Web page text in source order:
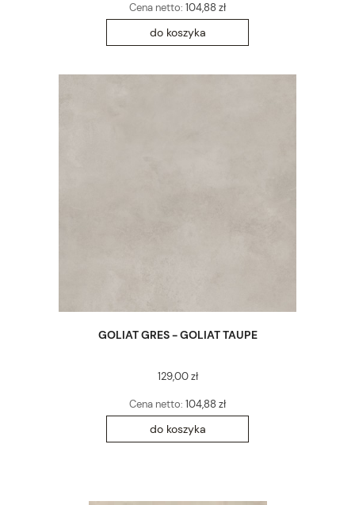
Cena netto: 104,88 zł
do koszyka
GOLIAT GRES - GOLIAT TAUPE
129,00 zł
Cena netto: 104,88 zł
do koszyka